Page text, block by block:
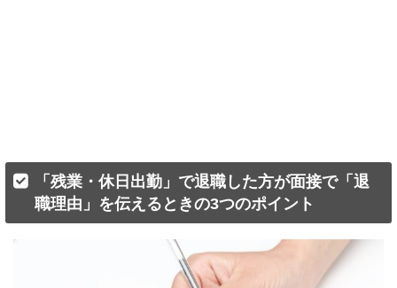
「残業・休日出勤」で退職した方が面接で「退
職理由」を伝えるときの3つのポイント